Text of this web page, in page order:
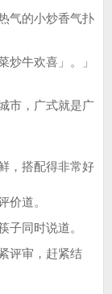
气的小炒香气扑
牛欢喜」。」
市，广式就是广
，搭配得非常好
价道。
同时说道。
评审，赶紧结